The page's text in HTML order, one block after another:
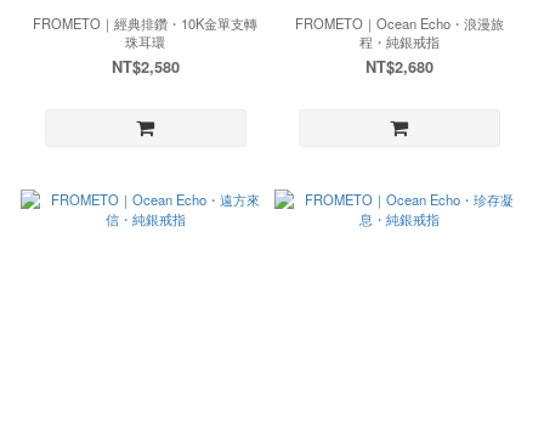
FROMETO｜經典排鑽・10K金單支轉
珠耳環
NT$2,580
FROMETO｜Ocean Echo・浪漫旅
程・純銀戒指
NT$2,680